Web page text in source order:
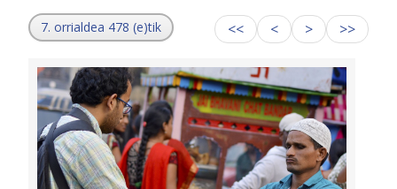
7. orrialdea 478 (e)tik << < > >>